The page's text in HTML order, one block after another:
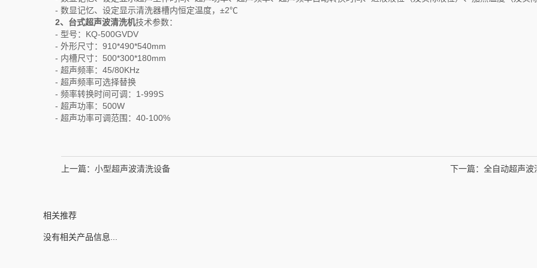
- 数显记忆、设定显示清洗器槽内恒定温度，±2℃
2、台式超声波清洗机技术参数：
- 型号：KQ-500GVDV
- 外形尺寸：910*490*540mm
- 内槽尺寸：500*300*180mm
- 超声频率：45/80KHz
- 超声频率可选择替换
- 频率转换时间可调：1-999S
- 超声功率：500W
- 超声功率可调范围：40-100%
上一篇： 小型超声波清洗设备 下一篇： 全自动超声波
相关推荐
没有相关产品信息...